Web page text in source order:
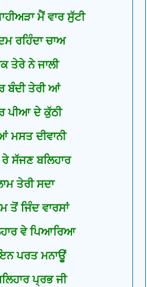
ਮੈਂ ਵਾਰ ਸੁੱਟੀ
ਰਹਿੰਦਾ ਚਾਅ
ਤੇਰੇ ਨੇ ਜਾਲੀ
ਬੰਦੀ ਤੇਰੀ ਆਂ
ਪੀਆ ਦੇ ਕੁੱਠੀ
ਦੀਵਾਨੀ
ਸੱਜਣ ਬਲਿਹਾਰ
ਤੇਰੀ ਸਦਾ
ਤੋਂ ਜਿੰਦ ਵਾਰਸਾਂ
ਵੇ ਪਿਆਰਿਆ
ਪਰਤ ਮਨਾਊਂ
ਪ੍ਰਭ ਜੀ